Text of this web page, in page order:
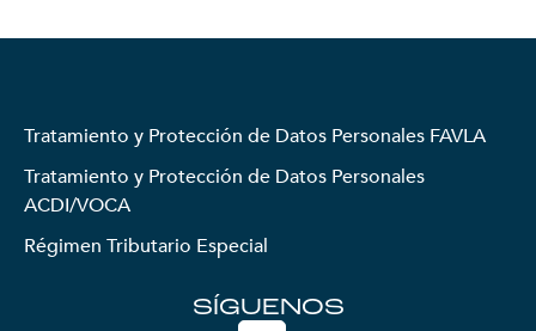
Tratamiento y Protección de Datos Personales FAVLA
Tratamiento y Protección de Datos Personales
ACDI/VOCA
Régimen Tributario Especial
SÍGUENOS